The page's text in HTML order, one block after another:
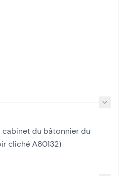
du bâtonnier du
cliché A80132)